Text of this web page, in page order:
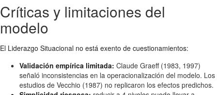
Críticas y limitaciones del
modelo
El Liderazgo Situacional no está exento de cuestionamientos:
Validación empírica limitada: Claude Graeff (1983, 1997)
señaló inconsistencias en la operacionalización del modelo. Los
estudios de Vecchio (1987) no replicaron los efectos predichos.